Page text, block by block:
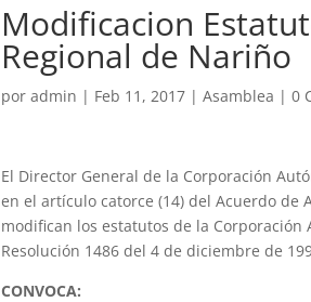
Modificacion
Regional de Nariño
poradmin | Feb 11, 2017 |Asamblea |0
El Director General de la Corporación
en el artículo catorce (14) del Acuerdo de
modifican los estatutos de la Corporación
Resolución 1486 del 4 de diciembre de
CONVOCA: